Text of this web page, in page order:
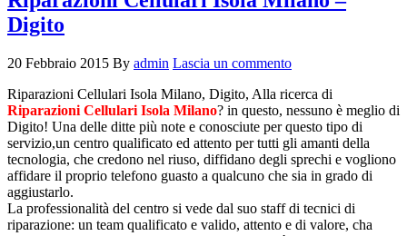
Digito
20 Febbraio 2015 By admin Lascia un commento
Riparazioni Cellulari Isola Milano, Digito, Alla ricerca di
Riparazioni Cellulari Isola Milano? in questo, nessuno è meglio di
Digito! Una delle ditte più note e conosciute per questo tipo di
servizio,un centro qualificato ed attento per tutti gli amanti della
tecnologia, che credono nel riuso, diffidano degli sprechi e vogliono
affidare il proprio telefono guasto a qualcuno che sia in grado di
aggiustarlo.
La professionalità del centro si vede dal suo staff di tecnici di
riparazione: un team qualificato e valido, attento e di valore, cha